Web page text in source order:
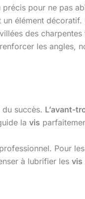
pour ne pas
élément
des charpentes
les angles,
succès. L’avant-
la vis
Pour
à lubrifier les vis